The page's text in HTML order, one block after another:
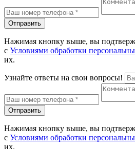
Отправить
Нажимая кнопку выше, вы
с Условиями обработки
их.
Узнайте ответы на свои вопросы!
Отправить
Нажимая кнопку выше, вы
с Условиями обработки
их.